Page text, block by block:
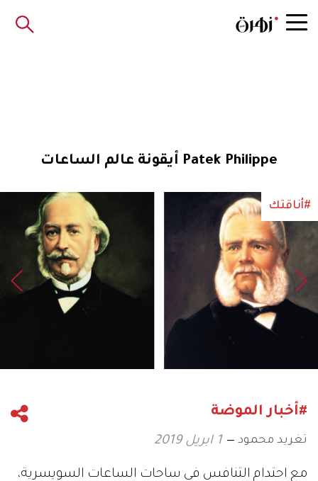
Patek Philippe أيقونة عالم الساعات
#أناقتك
#أخبار الموضة
تغريد محمود 1 ابريل 2019
مع احتدام التنافس في ساحات الساعات السويسرية،